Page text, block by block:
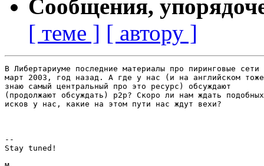
Сообщения,
[ теме ] [ автору ]
В Либертариуме последние материалы про пиринговые
март 2003, год назад. А где у нас (и на английском
знаю самый центральный про это ресурс) обсуждают
(продолжают обсуждать) p2p? Скоро ли нам ждать подобных
исков у нас, какие на этом пути нас ждут вехи?
--
Stay tuned!